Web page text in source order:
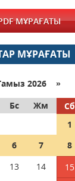
МҰРАҒАТЫ
МҰРАҒАТЫ
2026 »
Бс Жм Сб
1
6 7 8
13 14 15